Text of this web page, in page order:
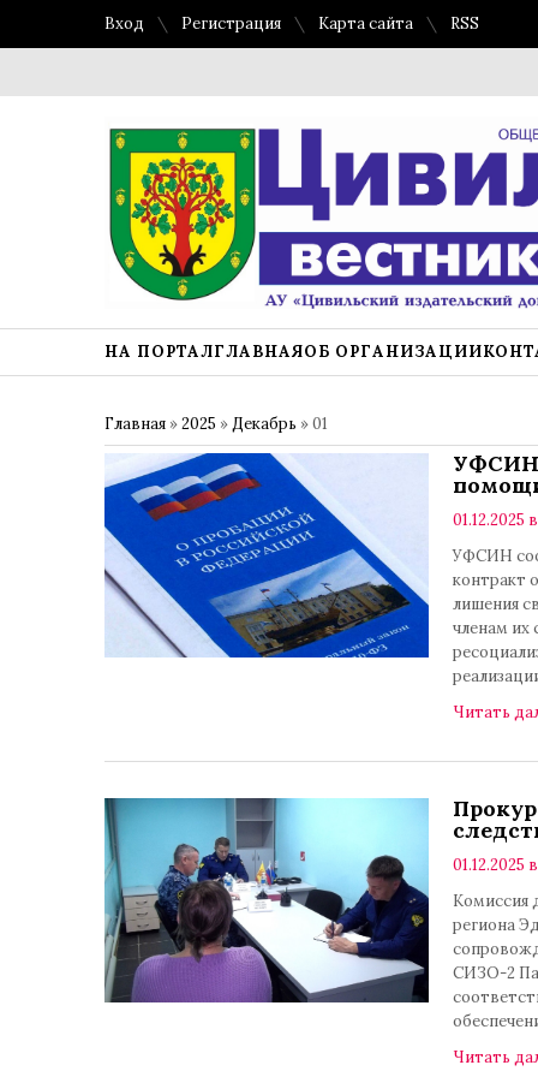
Вход Регистрация Карта сайта RSS
НА ПОРТАЛГЛАВНАЯОБ ОРГАНИЗАЦИИ
Главная »2025 »Декабрь »01
УФСИН
01.12.2025
УФСИН
контракт
лишения
членам их
Читать
01.12.2025
Комиссия
региона
СИЗО-2
Читать